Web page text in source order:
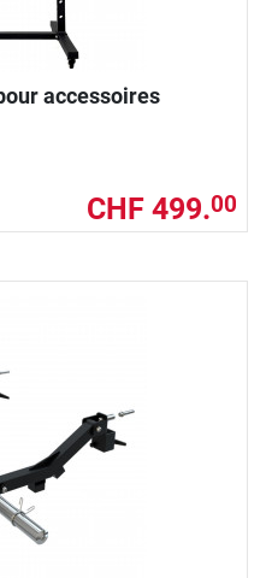
accessoires
CHF 499.00